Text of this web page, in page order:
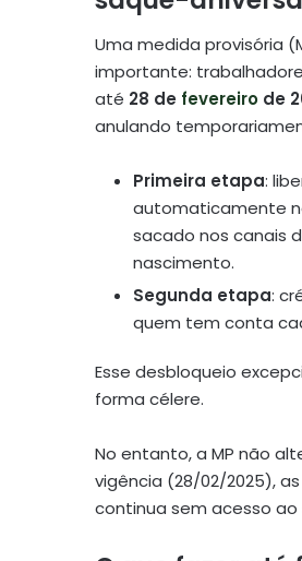
Uma medida provisória
importante:
até 28 de fevereiro de
anulando
Primeira etapa:
automaticamente
sacado nos canais
nascimento.
Segunda etapa:
quem tem conta
Esse desbloqueio
forma célere.
No entanto, a MP não
vigência (28/02/2025),
continua sem acesso